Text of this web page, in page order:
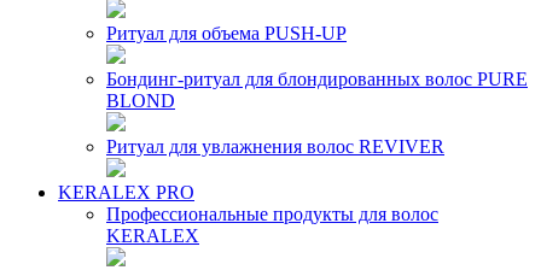
Ритуал для объема PUSH-UP
Бондинг-ритуал для блондированных волос PURE
BLOND
Ритуал для увлажнения волос REVIVER
KERALEX PRO
Профессиональные продукты для волос
KERALEX